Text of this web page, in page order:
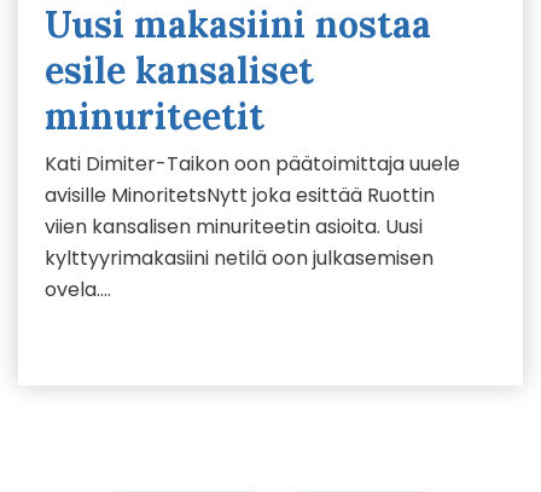
Uusi makasiini nostaa
esile kansaliset
minuriteetit
Kati Dimiter-Taikon oon päätoimittaja uuele
avisille MinoritetsNytt joka esittää Ruottin
viien kansalisen minuriteetin asioita. Uusi
kylttyyrimakasiini netilä oon julkasemisen
ovela….